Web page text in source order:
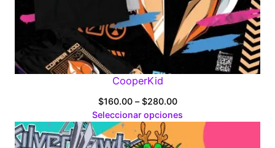
CooperKid
$160.00 – $280.00Price
range:
$160.00
through
Seleccionar opciones